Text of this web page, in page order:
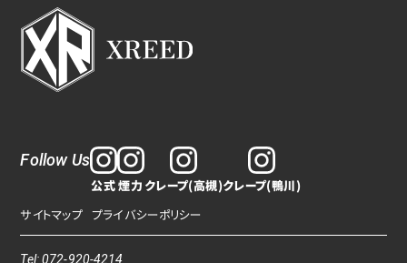
Follow Us
公式 煙力 クレープ(高槻)クレープ(鴨川)
サイトマップ プライバシーポリシー
Tel: 072-920-4214